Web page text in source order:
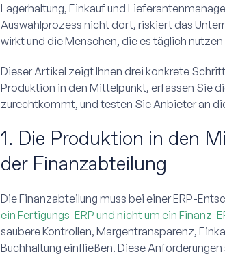
Lagerhaltung, Einkauf und
Auswahlprozess nicht dort, riskiert das
wirkt und die Menschen, die es täglich
Dieser Artikel zeigt Ihnen drei konkrete
Produktion in den Mittelpunkt, erfassen Sie
zurechtkommt, und testen Sie Anbieter an
1. Die Produktion in den
der Finanzabteilung
Die Finanzabteilung muss bei einer ERP-
ein Fertigungs-ERP und nicht um ein Finanz-
saubere Kontrollen, Margentransparenz,
Buchhaltung einfließen. Diese